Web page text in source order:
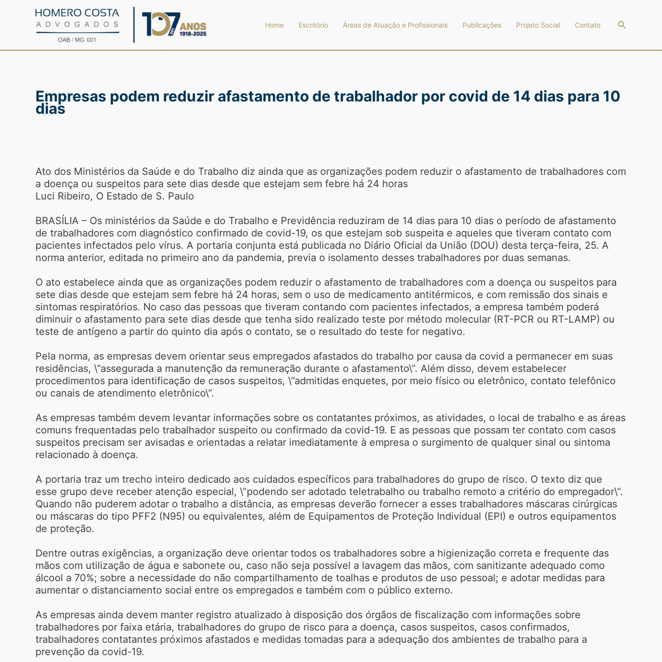
Home Escritório Áreas de Atuação e Profissionais Publicações Projeto Social Contato Pesquisar
Empresas podem reduzir afastamento de trabalhador por covid de 14 dias para 10
dias
Ato dos Ministérios da Saúde e do Trabalho diz ainda que as organizações podem reduzir o afastamento de trabalhadores com
a doença ou suspeitos para sete dias desde que estejam sem febre há 24 horas
Luci Ribeiro, O Estado de S. Paulo
BRASÍLIA – Os ministérios da Saúde e do Trabalho e Previdência reduziram de 14 dias para 10 dias o período de afastamento
de trabalhadores com diagnóstico confirmado de covid-19, os que estejam sob suspeita e aqueles que tiveram contato com
pacientes infectados pelo vírus. A portaria conjunta está publicada no Diário Oficial da União (DOU) desta terça-feira, 25. A
norma anterior, editada no primeiro ano da pandemia, previa o isolamento desses trabalhadores por duas semanas.
O ato estabelece ainda que as organizações podem reduzir o afastamento de trabalhadores com a doença ou suspeitos para
sete dias desde que estejam sem febre há 24 horas, sem o uso de medicamento antitérmicos, e com remissão dos sinais e
sintomas respiratórios. No caso das pessoas que tiveram contando com pacientes infectados, a empresa também poderá
diminuir o afastamento para sete dias desde que tenha sido realizado teste por método molecular (RT-PCR ou RT-LAMP) ou
teste de antígeno a partir do quinto dia após o contato, se o resultado do teste for negativo.
Pela norma, as empresas devem orientar seus empregados afastados do trabalho por causa da covid a permanecer em suas
residências, \”assegurada a manutenção da remuneração durante o afastamento\”. Além disso, devem estabelecer
procedimentos para identificação de casos suspeitos, \”admitidas enquetes, por meio físico ou eletrônico, contato telefônico
ou canais de atendimento eletrônico\”.
As empresas também devem levantar informações sobre os contatantes próximos, as atividades, o local de trabalho e as áreas
comuns frequentadas pelo trabalhador suspeito ou confirmado da covid-19. E as pessoas que possam ter contato com casos
suspeitos precisam ser avisadas e orientadas a relatar imediatamente à empresa o surgimento de qualquer sinal ou sintoma
relacionado à doença.
A portaria traz um trecho inteiro dedicado aos cuidados específicos para trabalhadores do grupo de risco. O texto diz que
esse grupo deve receber atenção especial, \”podendo ser adotado teletrabalho ou trabalho remoto a critério do empregador\”.
Quando não puderem adotar o trabalho a distância, as empresas deverão fornecer a esses trabalhadores máscaras cirúrgicas
ou máscaras do tipo PFF2 (N95) ou equivalentes, além de Equipamentos de Proteção Individual (EPI) e outros equipamentos
de proteção.
Dentre outras exigências, a organização deve orientar todos os trabalhadores sobre a higienização correta e frequente das
mãos com utilização de água e sabonete ou, caso não seja possível a lavagem das mãos, com sanitizante adequado como
álcool a 70%; sobre a necessidade do não compartilhamento de toalhas e produtos de uso pessoal; e adotar medidas para
aumentar o distanciamento social entre os empregados e também com o público externo.
As empresas ainda devem manter registro atualizado à disposição dos órgãos de fiscalização com informações sobre
trabalhadores por faixa etária, trabalhadores do grupo de risco para a doença, casos suspeitos, casos confirmados,
trabalhadores contatantes próximos afastados e medidas tomadas para a adequação dos ambientes de trabalho para a
prevenção da covid-19.